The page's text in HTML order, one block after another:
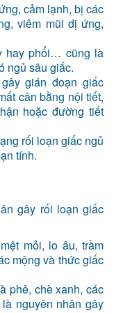
cảm lạnh, bị các
viêm mũi dị ứng,
hay phổi… cũng là
ngủ sâu giấc.
gián đoạn giấc
cân bằng nội tiết,
hoặc đường tiết
rối loạn giấc ngủ
tính.
gây rối loạn giấc
mỏi, lo âu, trầm
mộng và thức giấc
phê, chè xanh, các
nguyên nhân gây